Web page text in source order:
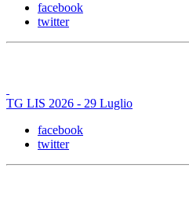
facebook
twitter
TG LIS 2026 - 29 Luglio
facebook
twitter